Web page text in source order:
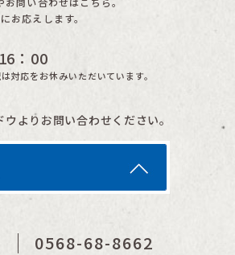
お応えします。
：00
対応をお休みいただいています。
よりお問い合わせください。
0568-68-8662